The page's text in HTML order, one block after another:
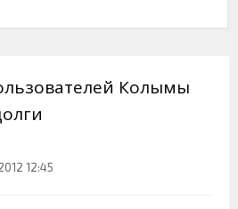
Колымы
12:45